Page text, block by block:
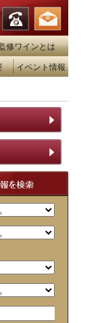
修ワインとは
イベント情報